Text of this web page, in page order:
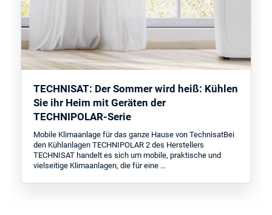
TECHNISAT: Der Sommer wird heiß: Kühlen
Sie ihr Heim mit Geräten der
TECHNIPOLAR-Serie
Mobile Klimaanlage für das ganze Hause von TechnisatBei
den Kühlanlagen TECHNIPOLAR 2 des Herstellers
TECHNISAT handelt es sich um mobile, praktische und
vielseitige Klimaanlagen, die für eine …